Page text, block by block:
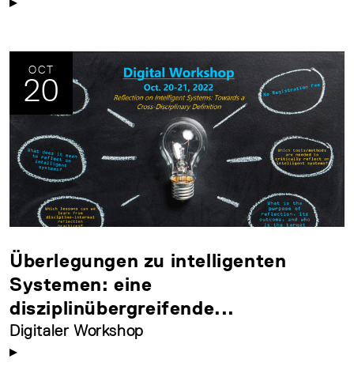
OCT
20
Überlegungen zu intelligenten
Systemen: eine
disziplinübergreifende...
Digitaler Workshop